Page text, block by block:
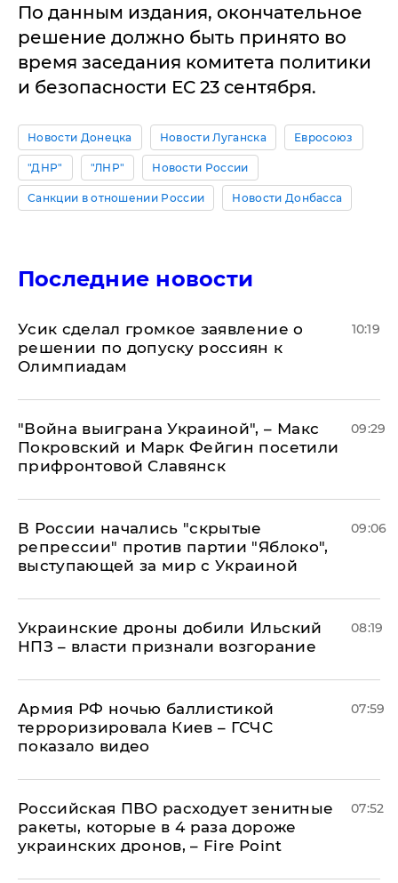
По данным издания, окончательное
решение должно быть принято во
время заседания комитета политики
и безопасности ЕС 23 сентября.
Новости Донецка Новости Луганска Евросоюз
"ДНР" "ЛНР" Новости России
Санкции в отношении России Новости Донбасса
Последние новости
Усик сделал громкое заявление о
решении по допуску россиян к
Олимпиадам
10:19
"Война выиграна Украиной", – Макс
Покровский и Марк Фейгин посетили
прифронтовой Славянск
09:29
В России начались "скрытые
репрессии" против партии "Яблоко",
выступающей за мир с Украиной
09:06
Украинские дроны добили Ильский
НПЗ – власти признали возгорание
08:19
Армия РФ ночью баллистикой
терроризировала Киев – ГСЧС
показало видео
07:59
Российская ПВО расходует зенитные
ракеты, которые в 4 раза дороже
украинских дронов, – Fire Point
07:52